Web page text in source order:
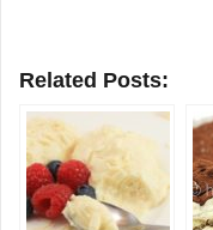
Related Posts: